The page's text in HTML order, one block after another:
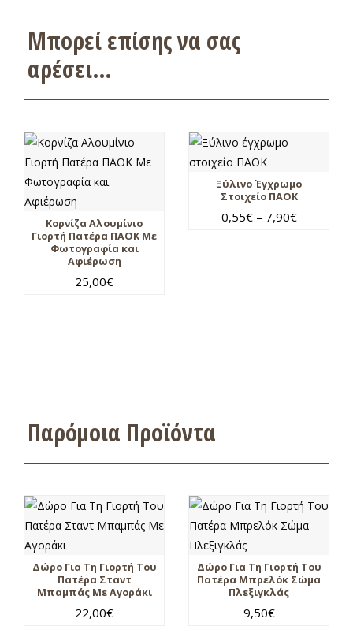
Μπορεί επίσης να σας
αρέσει…
Κορνίζα Αλουμίνιο
Γιορτή Πατέρα ΠΑΟΚ Με
Φωτογραφία και
Αφιέρωση
25,00€
Ξύλινο Έγχρωμο
Στοιχείο ΠΑΟΚ
0,55€ – 7,90€
Παρόμοια Προϊόντα
Δώρο Για Τη Γιορτή Του
Πατέρα Σταντ
Μπαμπάς Με Αγοράκι
22,00€
Δώρο Για Τη Γιορτή Του
Πατέρα Μπρελόκ Σώμα
Πλεξιγκλάς
9,50€